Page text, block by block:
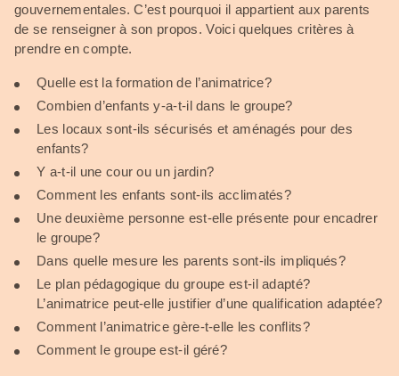
gouvernementales. C’est pourquoi il appartient aux parents
de se renseigner à son propos. Voici quelques critères à
prendre en compte.
Quelle est la formation de l’animatrice?
Combien d’enfants y-a-t-il dans le groupe?
Les locaux sont-ils sécurisés et aménagés pour des
enfants?
Y a-t-il une cour ou un jardin?
Comment les enfants sont-ils acclimatés?
Une deuxième personne est-elle présente pour encadrer
le groupe?
Dans quelle mesure les parents sont-ils impliqués?
Le plan pédagogique du groupe est-il adapté?
L’animatrice peut-elle justifier d’une qualification adaptée?
Comment l’animatrice gère-t-elle les conflits?
Comment le groupe est-il géré?